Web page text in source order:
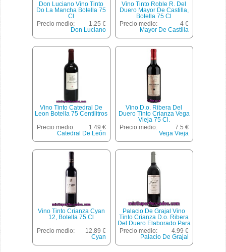
Don Luciano Vino Tinto
Do La Mancha Botella 75
Cl
Precio medio:
1.25 €
Don Luciano
Vino Tinto Roble R. Del
Duero Mayor De Castilla,
Botella 75 Cl
Precio medio:
4 €
Mayor De Castilla
Vino Tinto Catedral De
Leon Botella 75 Centilitros
Precio medio:
1.49 €
Catedral De León
Vino D.o. Ribera Del
Duero Tinto Crianza Vega
Vieja 75 Cl.
Precio medio:
7.5 €
Vega Vieja
Vino Tinto Crianza Cyan
12, Botella 75 Cl
Precio medio:
12.89 €
Cyan
Palacio De Grajal Vino
Tinto Crianza D.o. Ribera
Del Duero Elaborado Para
Grupo El Corte Inglés
Botella 75 Cl
Precio medio:
4.99 €
Palacio De Grajal